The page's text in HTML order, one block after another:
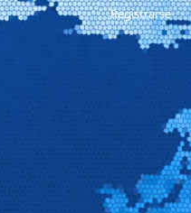
Registrarse